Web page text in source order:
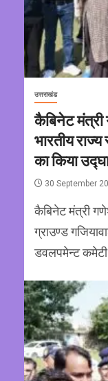
उत्तराखंड
कैबिनेट
भारतीय
का किया
30 September
कैबिनेट मंत्री
ग्राउण्ड
डवलपमेन्ट